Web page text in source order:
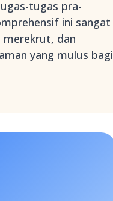
tugas pra-
ini sangat
merekrut, dan
yang mulus bagi